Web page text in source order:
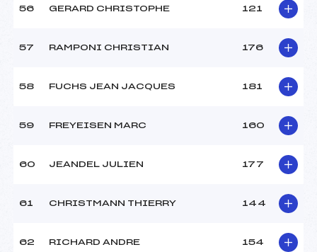
56 GERARD CHRISTOPHE 121
57 RAMPONI CHRISTIAN 176
58 FUCHS JEAN JACQUES 181
59 FREYEISEN MARC 160
60 JEANDEL JULIEN 177
61 CHRISTMANN THIERRY 144
62 RICHARD ANDRE 154